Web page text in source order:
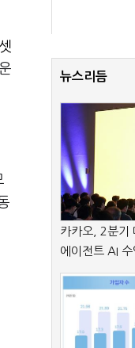
뉴스리듬
카카오, 2분기
에이전트 AI 수